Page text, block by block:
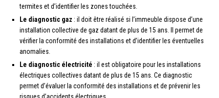
termites et d’identifier les zones touchées.
Le diagnostic gaz : il doit être réalisé si l’immeuble dispose d’une
installation collective de gaz datant de plus de 15 ans. Il permet de
vérifier la conformité des installations et d’identifier les éventuelles
anomalies.
Le diagnostic électricité : il est obligatoire pour les installations
électriques collectives datant de plus de 15 ans. Ce diagnostic
permet d’évaluer la conformité des installations et de prévenir les
risques d’accidents électriques.